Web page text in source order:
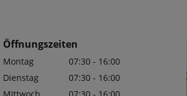
Öffnungszeiten
Montag
07:30 - 16:00
Dienstag
07:30 - 16:00